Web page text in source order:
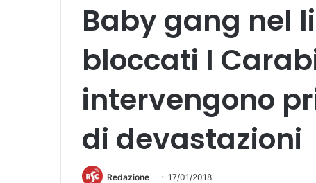
Baby gang nel
bloccati I
intervengono
di devastazioni
Redazione 17/01/2018